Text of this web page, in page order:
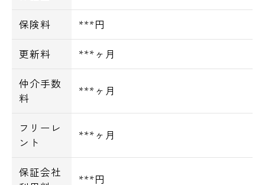
保険料 ***円
更新料 ***ヶ月
仲介手数
料
***ヶ月
フリーレ
ント
***ヶ月
保証会社
***円